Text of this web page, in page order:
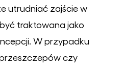
utrudniać zajście w
traktowana jako
W przypadku
czy